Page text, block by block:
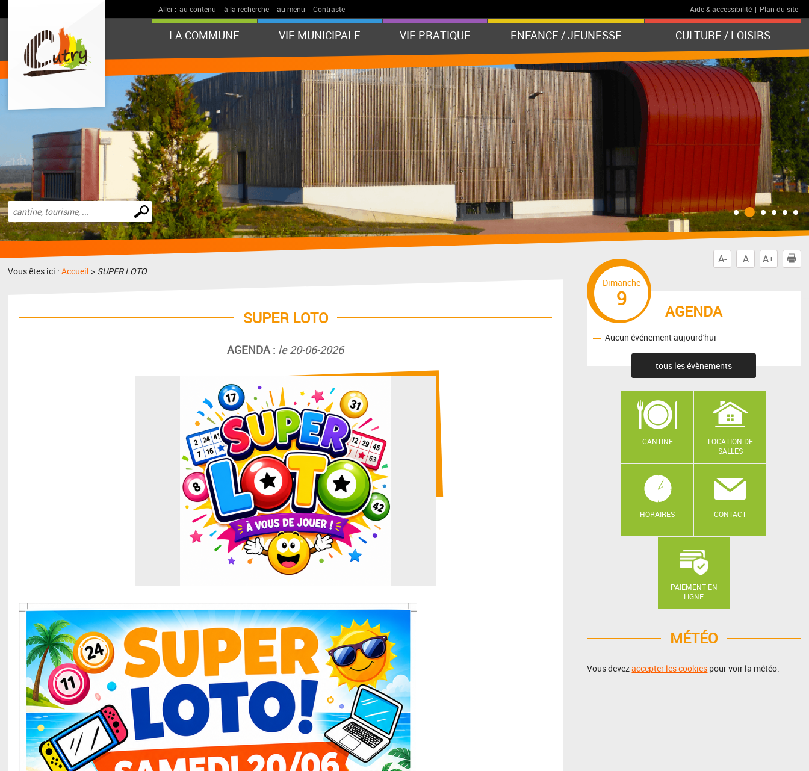
Aller : au contenu - à la recherche - au menu | Contraste Aide & accessibilité | Plan du site
LA COMMUNE VIE MUNICIPALE VIE PRATIQUE ENFANCE / JEUNESSE CULTURE / LOISIRS
Effectuer
une
recherche
A- A A+
Vous êtes ici :Accueil > SUPER LOTO
SUPER LOTO
AGENDA : le 20-06-2026
AGENDA
Dimanche
9
Aucun événement aujourd'hui
tous les évènements
CANTINE
LOCATION DE
SALLES
HORAIRES CONTACT
PAIEMENT EN
LIGNE
MÉTÉO
Vous devezaccepter les cookies pour voir la météo.